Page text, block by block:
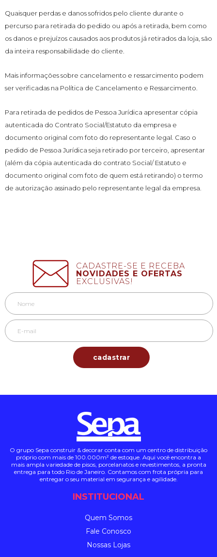
Quaisquer perdas e danos sofridos pelo cliente durante o
percurso para retirada do pedido ou após a retirada, bem como
os danos e prejuízos causados aos produtos já retirados da loja, são
da inteira responsabilidade do cliente.
Mais informações sobre cancelamento e ressarcimento podem
ser verificadas na Política de Cancelamento e Ressarcimento.
Para retirada de pedidos de Pessoa Jurídica apresentar cópia
autenticada do Contrato Social/Estatuto da empresa e
documento original com foto do representante legal. Caso o
pedido de Pessoa Jurídica seja retirado por terceiro, apresentar
(além da cópia autenticada do contrato Social/ Estatuto e
documento original com foto de quem está retirando) o termo
de autorização assinado pelo representante legal da empresa.
CADASTRE-SE E RECEBA
NOVIDADES E OFERTAS
EXCLUSIVAS!
O grupo Sepa construir & decorar conta com um centro de distribuição
próprio com mais de 100.000m² de estoque. Aqui você encontra a
mais ampla variedade de pisos, porcelanatos e revestimentos, a pronta
entrega para todo Rio de Janeiro. Contamos com frota própria para
entregar o seu material em segurança e agilidade.
INSTITUCIONAL
Quem Somos
Fale Conosco
Nossas Lojas